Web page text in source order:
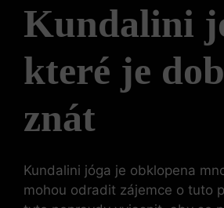
Kundalini
které je
znát
Kundalini jóga je obklopena
mohou odradit zájemce o tuto